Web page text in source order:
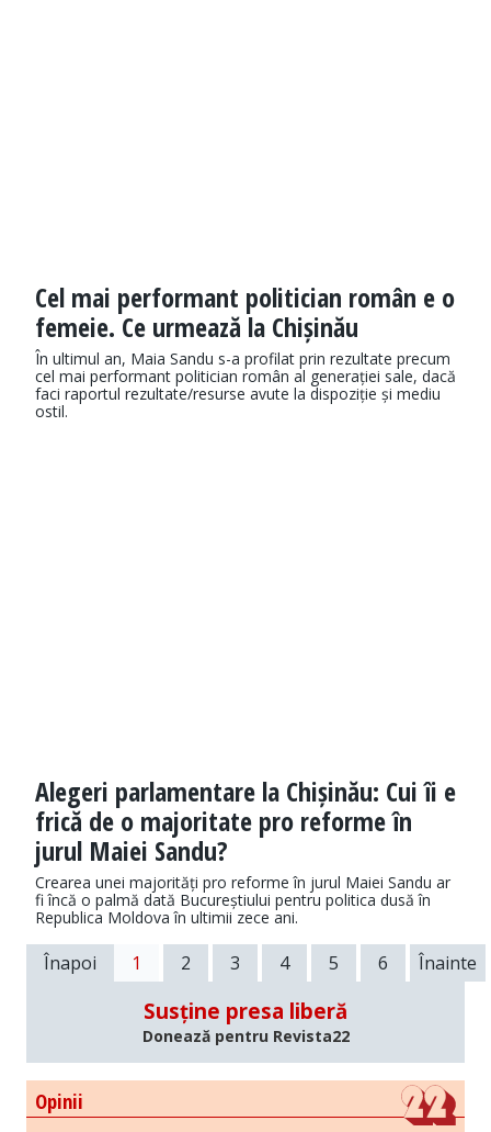
Cel mai performant politician român e o
femeie. Ce urmează la Chișinău
În ultimul an, Maia Sandu s-a profilat prin rezultate precum
cel mai performant politician român al generației sale, dacă
faci raportul rezultate/resurse avute la dispoziție și mediu
ostil.
Alegeri parlamentare la Chișinău: Cui îi e
frică de o majoritate pro reforme în
jurul Maiei Sandu?
Crearea unei majorități pro reforme în jurul Maiei Sandu ar
fi încă o palmă dată Bucureștiului pentru politica dusă în
Republica Moldova în ultimii zece ani.
Înapoi 1 2 3 4 5 6 Înainte
Susține presa liberă
Donează pentru Revista22
Opinii